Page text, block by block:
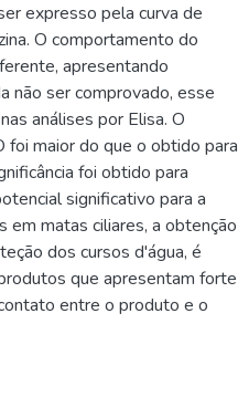
expresso pela curva de
O comportamento do
apresentando
não ser comprovado, esse
análises por Elisa. O
foi maior do que o obtido para
foi obtido para
significativo para a
em matas ciliares, a obtenção
dos cursos d'água, é
que apresentam forte
entre o produto e o